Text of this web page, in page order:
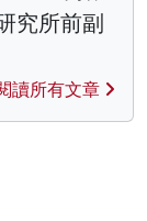
究所前副
讀所有文章